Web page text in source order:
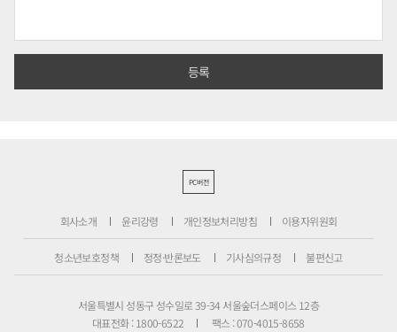
PC버전
회사소개 윤리강령 개인정보처리방침 이용자위원회
청소년보호정책 정정·반론보도 기사심의규정 불편신고
서울특별시 성동구 성수일로 39-34 서울숲더스페이스 12층
대표전화 : 1800-6522
팩스 : 070-4015-8658